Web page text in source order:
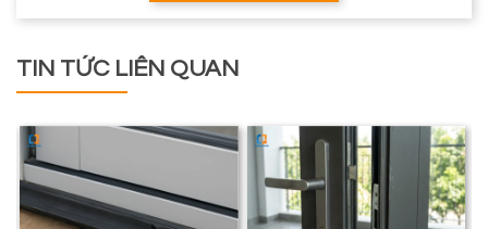
TIN TỨC LIÊN QUAN